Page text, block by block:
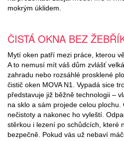
mokrým úklidem.
ČISTÁ OKNA BEZ
Mytí oken patří mezi práce, kterou
A to nemusí mít váš dům zvlášť
zahradu nebo rozsáhlé prosklené
čistič oken MOVA N1. Vypadá sice
představuje již běžně technologii –
na sklo a sám projede celou
nečistoty a nakonec ho vyleští.
stěrkou i lezení po schůdcích, které
bezpečně. Pokud vás už nebaví